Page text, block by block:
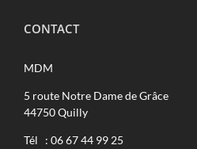
CONTACT
MDM
5 route Notre Dame de Grâce
44750 Quilly
Tél : 06 67 44 99 25